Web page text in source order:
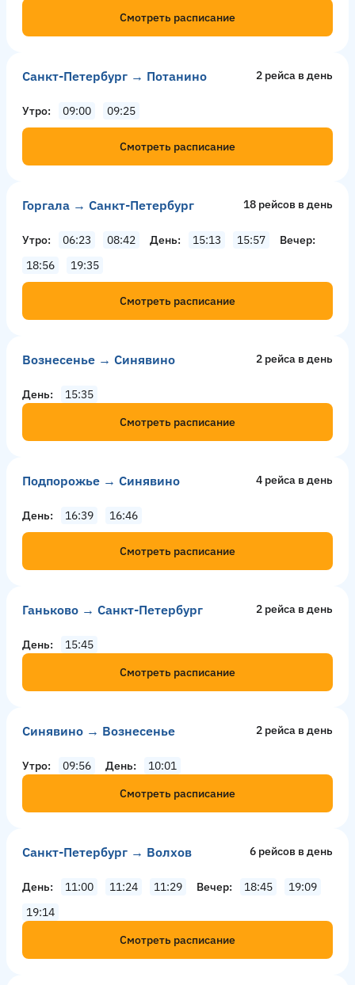
Смотреть расписание
Санкт-Петербург → Потанино 2 рейсa в день
Утро 09:00 09:25
Смотреть расписание
Горгала → Санкт-Петербург 18 рейсов в день
Утро 06:23 08:42 День 15:13 15:57
Вечер
18:56
19:35
Смотреть расписание
Вознесенье → Синявино 2 рейсa в день
День
15:35
Смотреть расписание
Подпорожье → Синявино 4 рейсa в день
День 16:39 16:46
Смотреть расписание
Ганьково → Санкт-Петербург 2 рейсa в день
День
15:45
Смотреть расписание
Синявино → Вознесенье 2 рейсa в день
Утро 09:56 День
10:01
Смотреть расписание
Санкт-Петербург → Волхов 6 рейсов в день
День 11:00 11:24 11:29 Вечер 18:45
19:09
19:14
Смотреть расписание